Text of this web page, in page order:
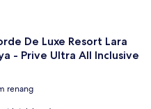
De Luxe Resort Lara
- Prive Ultra All Inclusive
renang